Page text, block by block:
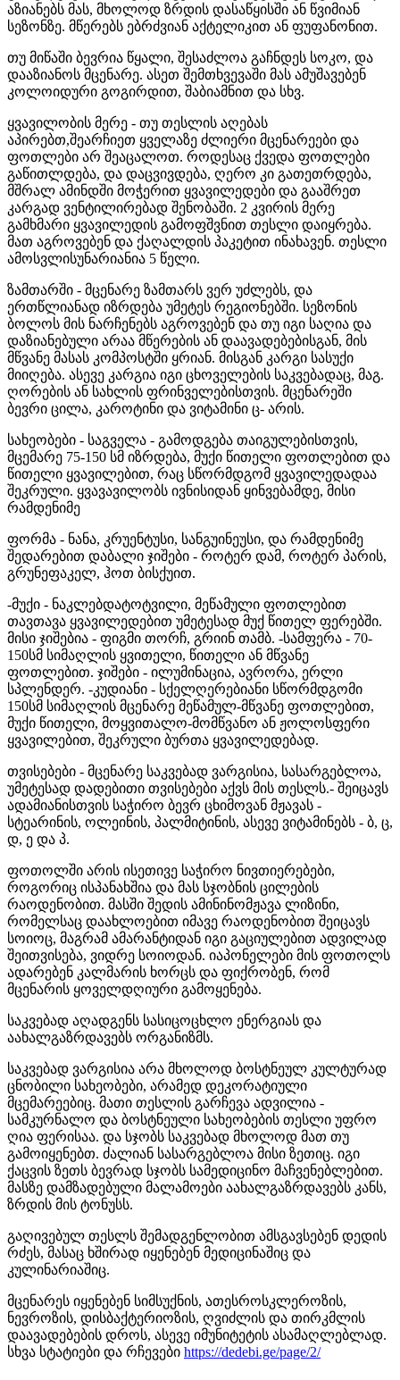
აზიანებს მას, მხოლოდ ზრდის დასაწყისში ან წვიმიან
სეზონზე. მწერებს ებრძვიან აქტელიკით ან ფუფანონით.
თუ მიწაში ბევრია წყალი, შესაძლოა გაჩნდეს სოკო, და
დააზიანოს მცენარე. ასეთ შემთხვევაში მას ამუშავებენ
კოლოიდური გოგირდით, შაბიამნით და სხვ.
ყვავილობის მერე - თუ თესლის აღებას
აპირებთ,შეარჩიეთ ყველაზე ძლიერი მცენარეები და
ფოთლები არ შეაცალოთ. როდესაც ქვედა ფოთლები
გაწითლდება, და დაცვივდება, ღერო კი გათეთრდება,
მშრალ ამინდში მოჭერით ყვავილედები და გააშრეთ
კარგად ვენტილირებად შენობაში. 2 კვირის მერე
გამხმარი ყვავილედის გამოფშვნით თესლი დაიყრება.
მათ აგროვებენ და ქაღალდის პაკეტით ინახავენ. თესლი
ამოსვლისუნარიანია 5 წელი.
ზამთარში - მცენარე ზამთარს ვერ უძლებს, და
ერთწლიანად იზრდება უმეტეს რეგიონებში. სეზონის
ბოლოს მის ნარჩენებს აგროვებენ და თუ იგი საღია და
დაზიანებული არაა მწერების ან დაავადებებისგან, მის
მწვანე მასას კომპოსტში ყრიან. მისგან კარგი სასუქი
მიიღება. ასევე კარგია იგი ცხოველების საკვებადაც, მაგ.
ღორების ან სახლის ფრინველებისთვის. მცენარეში
ბევრი ცილა, კაროტინი და ვიტამინი ც- არის.
სახეობები - საგველა - გამოდგება თაიგულებისთვის,
მცემარე 75-150 სმ იზრდება, მუქი წითელი ფოთლებით და
წითელი ყვავილებით, რაც სწორმდგომ ყვავილედადაა
შეკრული. ყვავავილობს ივნისიდან ყინვებამდე, მისი
რამდენიმე
ფორმა - ნანა, კრუენტუსი, სანგუინეუსი, და რამდენიმე
შედარებით დაბალი ჯიშები - როტერ დამ, როტერ პარის,
გრუნეფაკელ, ჰოთ ბისქუით.
-მუქი - ნაკლებდატოტვილი, მეწამული ფოთლებით
თავთავა ყვავილედებით უმეტესად მუქ წითელ ფერებში.
მისი ჯიშებია - ფიგმი თორჩ, გრიინ თამბ. -სამფერა - 70-
150სმ სიმაღლის ყვითელი, წითელი ან მწვანე
ფოთლებით. ჯიშები - ილუმინაცია, ავრორა, ერლი
სპლენდერ. -კუდიანი - სქელღერებიანი სწორმდგომი
150სმ სიმაღლის მცენარე მეწამულ-მწვანე ფოთლებით,
მუქი წითელი, მოყვითალო-მომწვანო ან ჟოლოსფერი
ყვავილებით, შეკრული ბურთა ყვავილედებად.
თვისებები - მცენარე საკვებად ვარგისია, სასარგებლოა,
უმეტესად დადებითი თვისებები აქვს მის თესლს.- შეიცავს
ადამიანისთვის საჭირო ბევრ ცხიმოვან მჟავას -
სტეარინის, ოლეინის, პალმიტინის, ასევე ვიტამინებს - ბ, ც,
დ, ე და პ.
ფოთოლში არის ისეთივე საჭირო ნივთიერებები,
როგორიც ისპანახშია და მას სჯობნის ცილების
რაოდენობით. მასში შედის ამინინომჟავა ლიზინი,
რომელსაც დაახლოებით იმავე რაოდენობით შეიცავს
სოიოც, მაგრამ ამარანტიდან იგი გაციულებით ადვილად
შეითვისება, ვიდრე სოიოდან. იაპონელები მის ფოთოლს
ადარებენ კალმარის ხორცს და ფიქრობენ, რომ
მცენარის ყოველდღიური გამოყენება.
საკვებად აღადგენს სასიცოცხლო ენერგიას და
აახალგაზრდავებს ორგანიზმს.
საკვებად ვარგისია არა მხოლოდ ბოსტნეულ კულტურად
ცნობილი სახეობები, არამედ დეკორატიული
მცემარეებიც. მათი თესლის გარჩევა ადვილია -
სამკურნალო და ბოსტნეული სახეობების თესლი უფრო
ღია ფერისაა. და სჯობს საკვებად მხოლოდ მათ თუ
გამოიყენებთ. ძალიან სასარგებლოა მისი ზეთიც. იგი
ქაცვის ზეთს ბევრად სჯობს სამედიცინო მაჩვენებლებით.
მასზე დამზადებული მალამოები აახალგაზრდავებს კანს,
ზრდის მის ტონუსს.
გაღივებულ თესლს შემადგენლობით ამსგავსებენ დედის
რძეს, მასაც ხშირად იყენებენ მედიცინაშიც და
კულინარიაშიც.
მცენარეს იყენებენ სიმსუქნის, ათესროსკლეროზის,
ნევროზის, დისბაქტერიოზის, ღვიძლის და თირკმლის
დაავადებების დროს, ასევე იმუნიტეტის ასამაღლებლად.
სხვა სტატიები და რჩევები https://dedebi.ge/page/2/